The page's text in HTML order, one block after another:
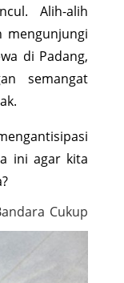
Alih-alih
mengunjungi
di Padang,
semangat
ini agar kita
Cukup